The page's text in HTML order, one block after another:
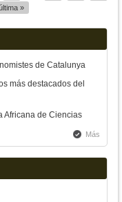
»
de Catalunya
más destacados del
Africana de Ciencias
Más